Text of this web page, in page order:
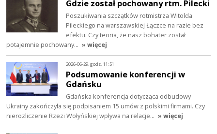
Gdzie został pochowany rtm. Pilecki
Poszukiwania szczątków rotmistrza Witolda
Pileckiego na warszawskiej Łączce na razie bez
efektu. Czy teoria, że nasz bohater został
potajemnie pochowany… » więcej
2026-06-29, godz. 11:51
Podsumowanie konferencji w
Gdańsku
Gdańska konferencja dotycząca odbudowy
Ukrainy zakończyła się podpisaniem 15 umów z polskimi firmami. Czy
nierozliczenie Rzezi Wołyńskiej wpływa na relacje… » więcej